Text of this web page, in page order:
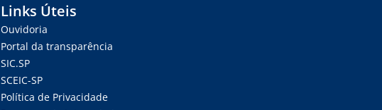
Links Úteis
Ouvidoria
Portal da transparência
SIC.SP
SCEIC-SP
Política de Privacidade